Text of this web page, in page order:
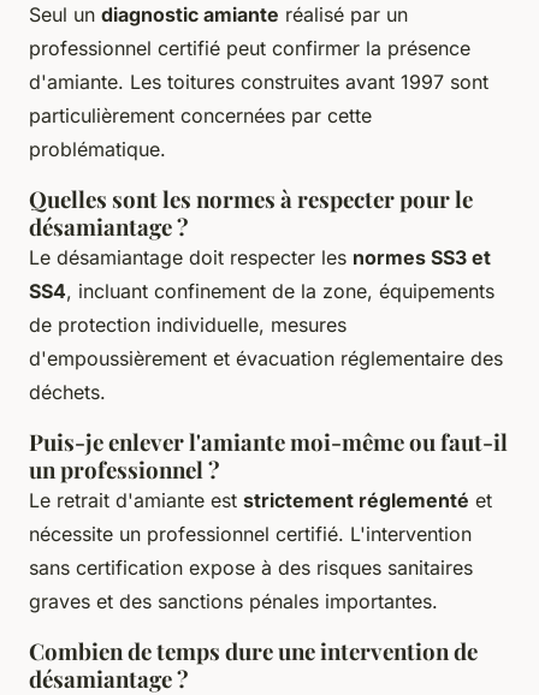
Seul un diagnostic amiante réalisé par un
professionnel certifié peut confirmer la présence
d'amiante. Les toitures construites avant 1997 sont
particulièrement concernées par cette
problématique.
Quelles sont les normes à respecter pour le
désamiantage ?
Le désamiantage doit respecter les normes SS3 et
SS4, incluant confinement de la zone, équipements
de protection individuelle, mesures
d'empoussièrement et évacuation réglementaire des
déchets.
Puis-je enlever l'amiante moi-même ou faut-il
un professionnel ?
Le retrait d'amiante est strictement réglementé et
nécessite un professionnel certifié. L'intervention
sans certification expose à des risques sanitaires
graves et des sanctions pénales importantes.
Combien de temps dure une intervention de
désamiantage ?